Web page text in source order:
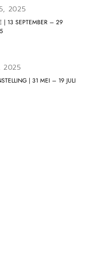
2025
| 13 SEPTEMBER – 29
2025
| 31 MEI – 19 JULI